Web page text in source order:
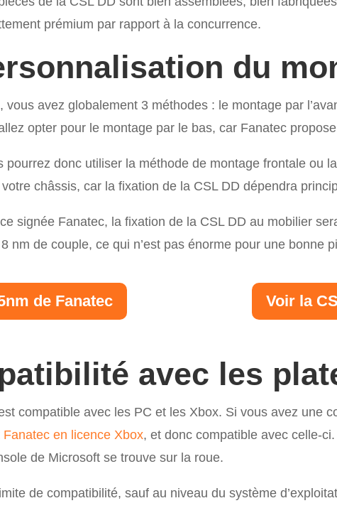
prémium par rapport à la concurrence.
du
avez globalement 3 méthodes : le montage par
opter pour le montage par le bas, car Fanatec
pourrez donc utiliser la méthode de montage frontale ou
châssis, car la fixation de la CSL DD dépendra
signée Fanatec, la fixation de la CSL DD au mobilier
nm de couple, ce qui n’est pas énorme pour une bonne
de Fanatec Voir la
avec les
compatible avec les PC et les Xbox. Si vous avez une
Fanatec en licence Xbox, et donc compatible avec celle-
de Microsoft se trouve sur la roue.
de compatibilité, sauf au niveau du système